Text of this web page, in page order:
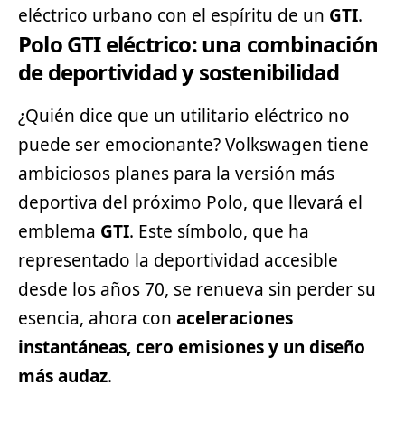
eléctrico urbano con el espíritu de un GTI.
Polo GTI eléctrico: una combinación
de deportividad y sostenibilidad
¿Quién dice que un utilitario eléctrico no
puede ser emocionante? Volkswagen tiene
ambiciosos planes para la versión más
deportiva del próximo Polo, que llevará el
emblema GTI. Este símbolo, que ha
representado la deportividad accesible
desde los años 70, se renueva sin perder su
esencia, ahora con aceleraciones
instantáneas, cero emisiones y un diseño
más audaz.